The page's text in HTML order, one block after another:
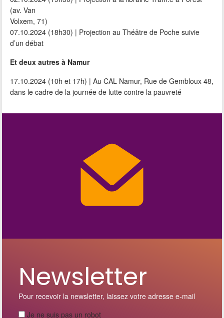
(av. Van
Volxem, 71)
07.10.2024 (18h30) | Projection au Théâtre de Poche suivie
d’un débat
Et deux autres à Namur
17.10.2024 (10h et 17h) | Au CAL Namur, Rue de Gembloux 48,
dans le cadre de la journée de lutte contre la pauvreté
Newsletter
Pour recevoir la newsletter, laissez votre adresse e-mail
Je ne suis pas un robot